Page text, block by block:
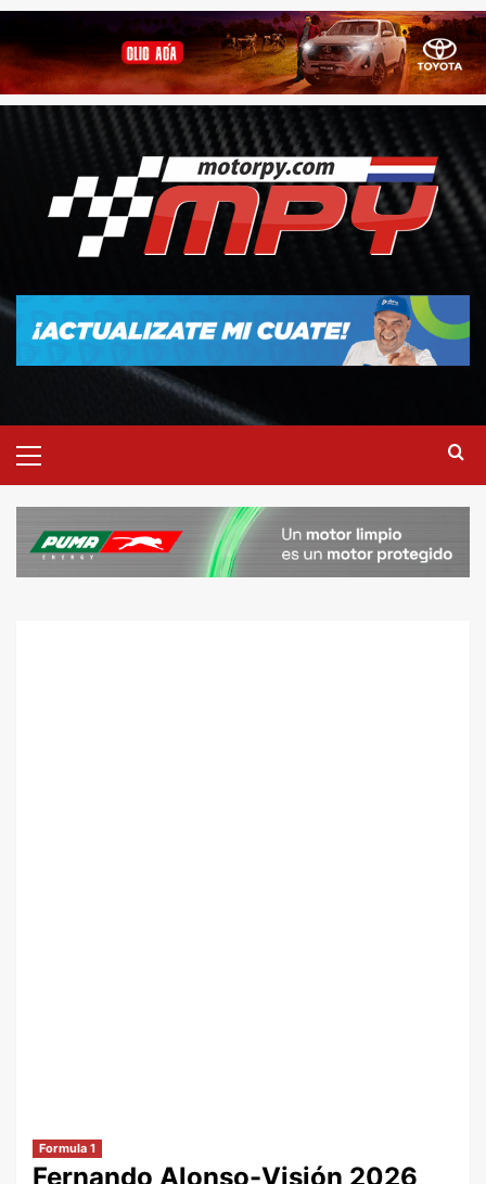
Formula 1
Fernando Alonso-Visión 2026